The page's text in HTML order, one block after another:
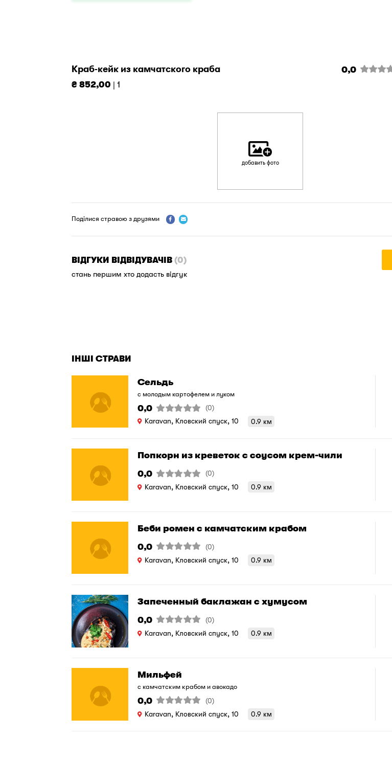
Краб-кейк из камчатского краба
₴ 852,00 | 1
0,0
добавить фото
Поділися стравою з друзями  
ВІДГУКИ ВІДВІДУВАЧІВ (0)
стань першим хто додасть відгук
ІНШІ СТРАВИ
Сельдь
с молодым картофелем и луком
0,0
(0)
Karavan, Кловский спуск, 10
0.9 км
Попкорн из креветок с соусом крем-чили
0,0
(0)
Karavan, Кловский спуск, 10
0.9 км
Беби ромен с камчатским крабом
0,0
(0)
Karavan, Кловский спуск, 10
0.9 км
Запеченный баклажан с хумусом
0,0
(0)
Karavan, Кловский спуск, 10
0.9 км
Мильфей
с камчатским крабом и авокадо
0,0
(0)
Karavan, Кловский спуск, 10
0.9 км